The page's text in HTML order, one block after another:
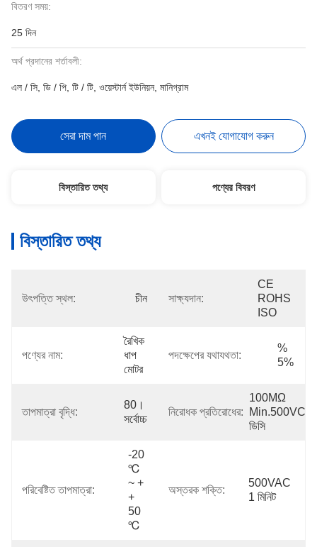
বিতরণ সময়:
25 দিন
অর্থ প্রদানের শর্তাবলী:
এল / সি, ডি / পি, টি / টি, ওয়েস্টার্ন ইউনিয়ন, মানিগ্রাম
সেরা দাম পান এখনই যোগাযোগ করুন
বিস্তারিত তথ্য পণ্যের বিবরণ
বিস্তারিত তথ্য
উৎপত্তি স্থল: চীন সাক্ষ্যদান:
CE
ROHS
ISO
পণ্যের নাম:
রৈখিক
ধাপ
মোটর
পদক্ষেপের যথাযথতা:
%
5%
তাপমাত্রা বৃদ্ধি:
80।
সর্বোচ্চ
নিরোধক প্রতিরোধের:
100MΩ
Min.500VC
ডিসি
পরিবেষ্টিত তাপমাত্রা:
-20
℃
~ +
+
50
℃
অস্তরক শক্তি:
500VAC
1 মিনিট